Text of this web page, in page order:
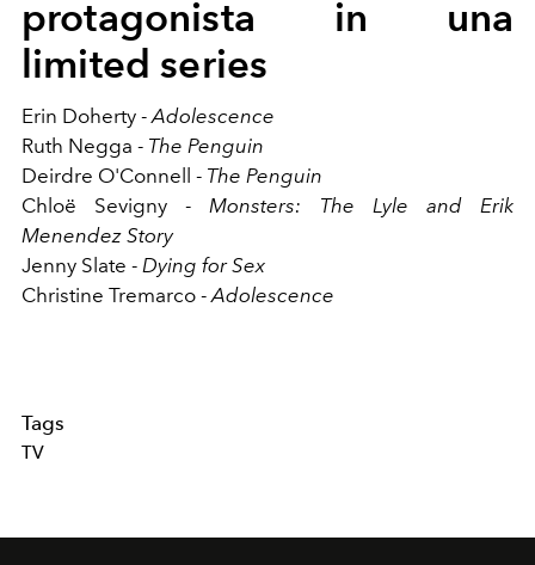
protagonista in una
limited series
Erin Doherty - Adolescence
Ruth Negga - The Penguin
Deirdre O'Connell - The Penguin
Chloë Sevigny - Monsters: The Lyle and Erik
Menendez Story
Jenny Slate - Dying for Sex
Christine Tremarco - Adolescence
Tags
TV